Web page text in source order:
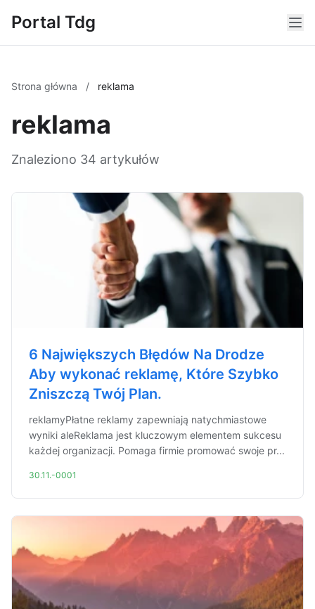
Portal Tdg
Strona główna / reklama
reklama
Znaleziono 34 artykułów
6 Największych Błędów Na Drodze
Aby wykonać reklamę, Które Szybko
Zniszczą Twój Plan.
reklamyPłatne reklamy zapewniają natychmiastowe
wyniki aleReklama jest kluczowym elementem sukcesu
każdej organizacji. Pomaga firmie promować swoje pr...
30.11.-0001